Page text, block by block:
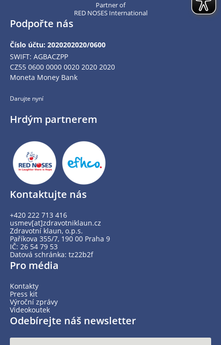
Partner of
RED NOSES International
Podpořte nás
Číslo účtu: 2020202020/0600
SWIFT: AGBACZPP
CZ55 0600 0000 0020 2020 2020
Moneta Money Bank
Darujte nyní
Hrdým partnerem
Kontaktujte nás
+420 222 713 416
usmev[at]zdravotniklaun.cz
Zdravotní klaun, o.p.s.
Paříkova 355/7, 190 00 Praha 9
IČ: 26 54 79 53
Datová schránka: tz22b2f
Pro média
Kontakty
Press kit
Výroční zprávy
Videokoutek
Odebírejte náš newsletter